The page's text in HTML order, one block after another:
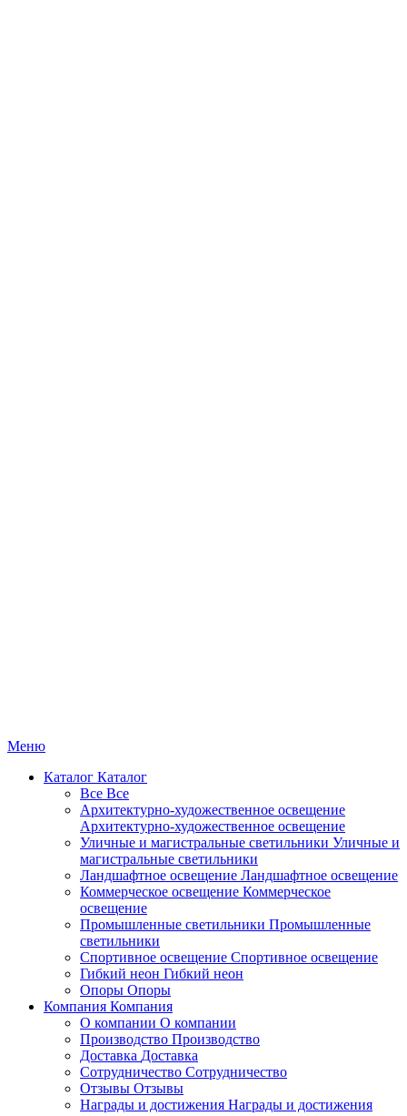
Меню
Каталог Каталог
Все Все
Архитектурно-художественное освещение
Архитектурно-художественное освещение
Уличные и магистральные светильники Уличные и
магистральные светильники
Ландшафтное освещение Ландшафтное освещение
Коммерческое освещение Коммерческое
освещение
Промышленные светильники Промышленные
светильники
Спортивное освещение Спортивное освещение
Гибкий неон Гибкий неон
Опоры Опоры
Компания Компания
О компании О компании
Производство Производство
Доставка Доставка
Сотрудничество Сотрудничество
Отзывы Отзывы
Награды и достижения Награды и достижения